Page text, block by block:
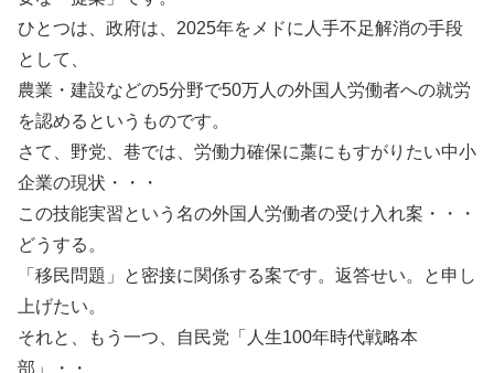
ひとつは、政府は、2025年をメドに人手不足解消の手段
として、
農業・建設などの5分野で50万人の外国人労働者への就労
を認めるというものです。
さて、野党、巷では、労働力確保に藁にもすがりたい中小
企業の現状・・・
この技能実習という名の外国人労働者の受け入れ案・・・
どうする。
「移民問題」と密接に関係する案です。返答せい。と申し
上げたい。
それと、もう一つ、自民党「人生100年時代戦略本
部」・・